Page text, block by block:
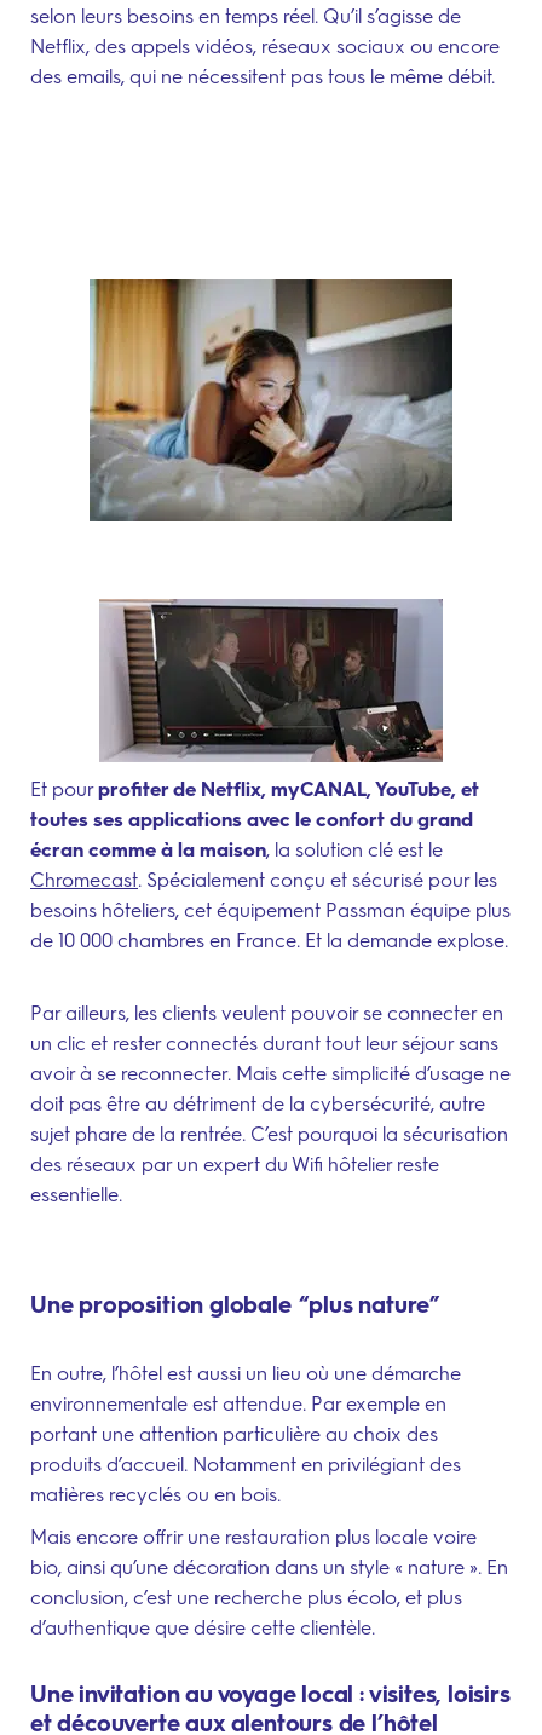
Suivez-nous sur
selon leurs besoins en temps réel. Qu’il s’agisse de
Netflix, des appels vidéos, réseaux sociaux ou encore
des emails, qui ne nécessitent pas tous le même débit.
Et pourprofiter de Netflix, myCANAL, YouTube, et
toutes ses applications avec le confort du grand
écran comme à la maison, la solution clé est le
Chromecast. Spécialement conçu et sécurisé pour les
besoins hôteliers, cet équipement Passman équipe plus
de 10 000 chambres en France. Et la demande explose.
Par ailleurs, les clients veulent pouvoir se connecter en
un clic et rester connectés durant tout leur séjour sans
avoir à se reconnecter. Mais cette simplicité d’usage ne
doit pas être au détriment de la cybersécurité, autre
sujet phare de la rentrée. C’est pourquoi la sécurisation
des réseaux par un expert du Wifi hôtelier reste
essentielle.
Une proposition globale “plus nature”
En outre, l’hôtel est aussi un lieu où une démarche
environnementale est attendue. Par exemple en
portant une attention particulière au choix des
produits d’accueil. Notamment en privilégiant des
matières recyclés ou en bois.
Mais encore offrir une restauration plus locale voire
bio, ainsi qu’une décoration dans un style « nature ». En
conclusion, c’est une recherche plus écolo, et plus
d’authentique que désire cette clientèle.
Une invitation au voyage local : visites, loisirs
et découverte aux alentours de l’hôtel